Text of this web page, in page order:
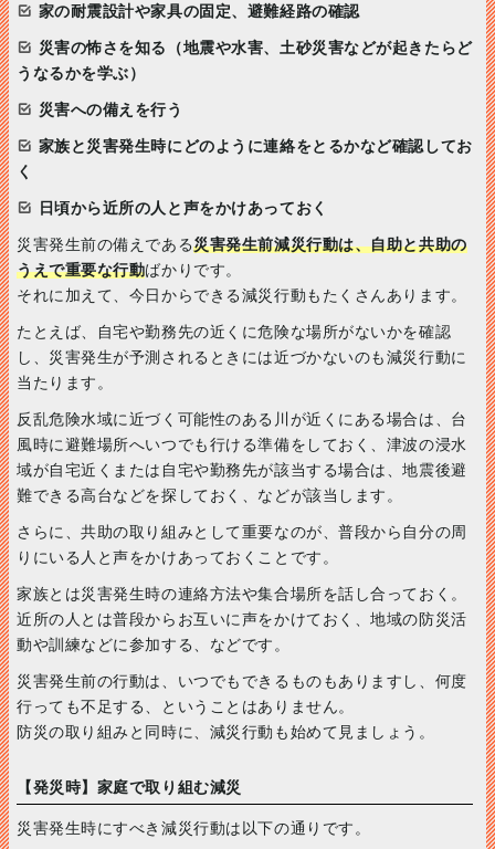
家の耐震設計や家具の固定、避難経路の確認
災害の怖さを知る（地震や水害、土砂災害などが起きたらど
うなるかを学ぶ）
災害への備えを行う
家族と災害発生時にどのように連絡をとるかなど確認してお
く
日頃から近所の人と声をかけあっておく
災害発生前の備えである災害発生前減災行動は、自助と共助の
うえで重要な行動ばかりです。
それに加えて、今日からできる減災行動もたくさんあります。
たとえば、自宅や勤務先の近くに危険な場所がないかを確認
し、災害発生が予測されるときには近づかないのも減災行動に
当たります。
反乱危険水域に近づく可能性のある川が近くにある場合は、台
風時に避難場所へいつでも行ける準備をしておく、津波の浸水
域が自宅近くまたは自宅や勤務先が該当する場合は、地震後避
難できる高台などを探しておく、などが該当します。
さらに、共助の取り組みとして重要なのが、普段から自分の周
りにいる人と声をかけあっておくことです。
家族とは災害発生時の連絡方法や集合場所を話し合っておく。
近所の人とは普段からお互いに声をかけておく、地域の防災活
動や訓練などに参加する、などです。
災害発生前の行動は、いつでもできるものもありますし、何度
行っても不足する、ということはありません。
防災の取り組みと同時に、減災行動も始めて見ましょう。
【発災時】家庭で取り組む減災
災害発生時にすべき減災行動は以下の通りです。